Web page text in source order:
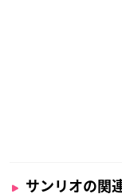
サンリオの関